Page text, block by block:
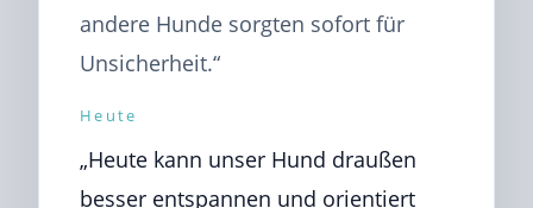
andere Hunde sorgten sofort für
Unsicherheit.“
Heute
„Heute kann unser Hund draußen
besser entspannen und orientiert